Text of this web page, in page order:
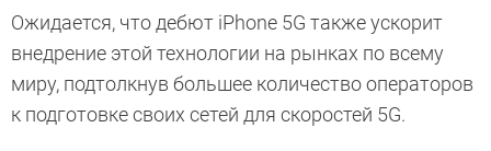
Ожидается, что дебют iPhone 5G также ускорит
внедрение этой технологии на рынках по всему
миру, подтолкнув большее количество операторов
к подготовке своих сетей для скоростей 5G.